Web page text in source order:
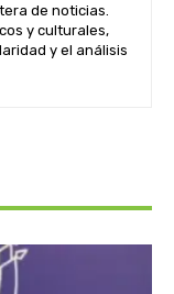
de noticias.
y culturales,
y el análisis